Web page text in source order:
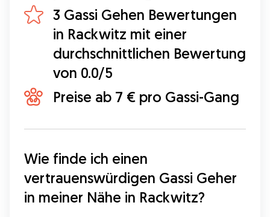
3 Gassi Gehen Bewertungen
in Rackwitz mit einer
durchschnittlichen Bewertung
von 0.0/5
Preise ab 7 € pro Gassi-Gang
Wie finde ich einen
vertrauenswürdigen Gassi Geher
in meiner Nähe in Rackwitz?